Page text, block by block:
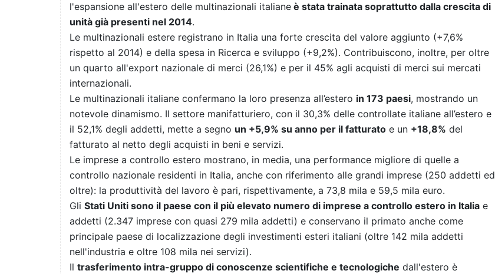
l'espansione all'estero delle multinazionali italiane è stata trainata soprattutto dalla crescita di
unità già presenti nel 2014.
Le multinazionali estere registrano in Italia una forte crescita del valore aggiunto (+7,6%
rispetto al 2014) e della spesa in Ricerca e sviluppo (+9,2%). Contribuiscono, inoltre, per oltre
un quarto all'export nazionale di merci (26,1%) e per il 45% agli acquisti di merci sui mercati
internazionali.
Le multinazionali italiane confermano la loro presenza all’estero in 173 paesi, mostrando un
notevole dinamismo. Il settore manifatturiero, con il 30,3% delle controllate italiane all’estero e
il 52,1% degli addetti, mette a segno un +5,9% su anno per il fatturato e un +18,8% del
fatturato al netto degli acquisti in beni e servizi.
Le imprese a controllo estero mostrano, in media, una performance migliore di quelle a
controllo nazionale residenti in Italia, anche con riferimento alle grandi imprese (250 addetti ed
oltre): la produttività del lavoro è pari, rispettivamente, a 73,8 mila e 59,5 mila euro.
Gli Stati Uniti sono il paese con il più elevato numero di imprese a controllo estero in Italia e
addetti (2.347 imprese con quasi 279 mila addetti) e conservano il primato anche come
principale paese di localizzazione degli investimenti esteri italiani (oltre 142 mila addetti
nell'industria e oltre 108 mila nei servizi).
Il trasferimento intra-gruppo di conoscenze scientifiche e tecnologiche dall'estero è